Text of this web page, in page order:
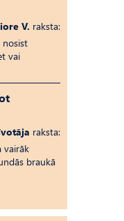
V. raksta:
nosist
vai
raksta:
vairāk
braukā